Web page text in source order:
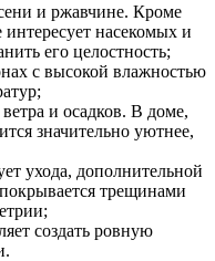
и ржавчине. Кроме
насекомых и
его целостность;
с высокой влажностью
и осадков. В доме,
значительно уютнее,
ухода, дополнительной
трещинами
создать ровную